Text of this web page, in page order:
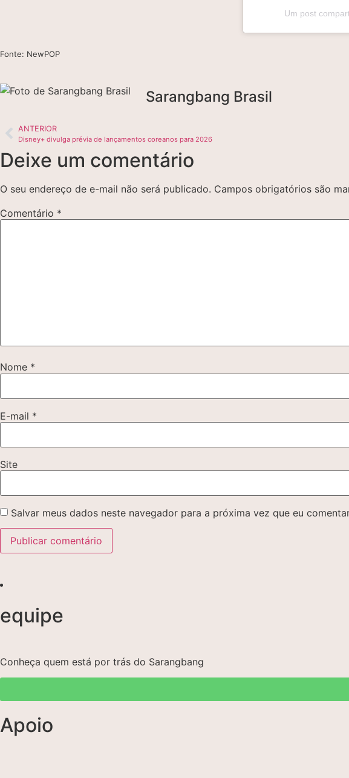
Um post
Fonte: NewPOP
Sarangbang Brasil
ANTERIOR
Disney+ divulga prévia de lançamentos coreanos para 2026
Deixe um comentário
O seu endereço de e-mail não será publicado. Campos obrigatórios são
Comentário *
Nome *
E-mail *
Site
Salvar meus dados neste navegador para a próxima vez que eu
equipe
Conheça quem está por trás do Sarangbang
Apoio